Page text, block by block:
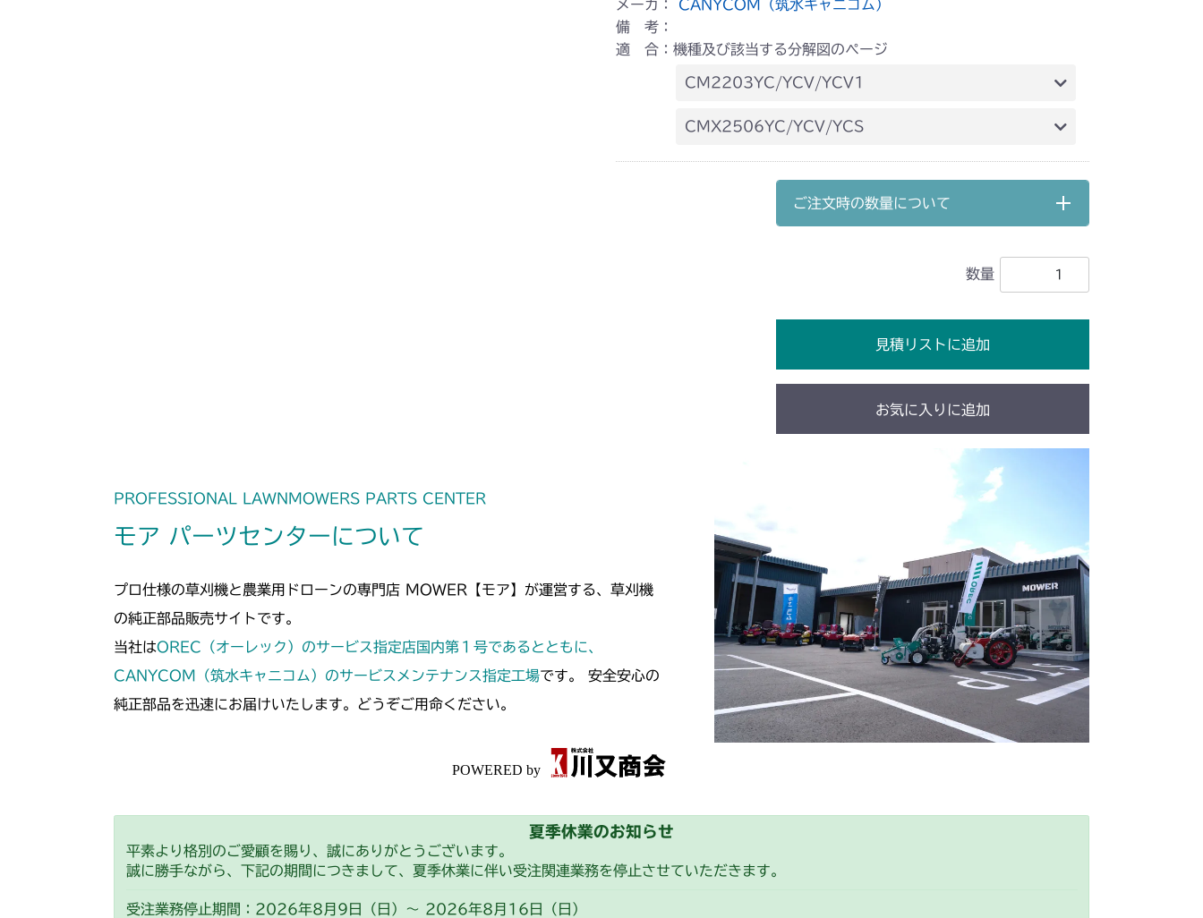
メーカ： CANYCOM（筑水キャニコム）
備 考：
適 合：機種及び該当する分解図のページ
CM2203YC/YCV/YCV1
本体 FIG26 刈刃カバー(標準) NO.1732030～
CMX2506YC/YCV/YCS
ご注文時の数量について
数量
見積リストに追加
お気に入りに追加
PROFESSIONAL LAWNMOWERS PARTS CENTER
モア パーツセンターについて
プロ仕様の草刈機と農業用ドローンの専門店 MOWER【モア】が運営する、草刈機
の純正部品販売サイトです。
当社はOREC（オーレック）のサービス指定店国内第１号であるとともに、
CANYCOM（筑水キャニコム）のサービスメンテナンス指定工場です。 安全安心の
純正部品を迅速にお届けいたします。どうぞご用命ください。
夏季休業のお知らせ
平素より格別のご愛顧を賜り、誠にありがとうございます。
誠に勝手ながら、下記の期間につきまして、夏季休業に伴い受注関連業務を停止させていただきます。
受注業務停止期間：2026年8月9日（日）～ 2026年8月16日（日）